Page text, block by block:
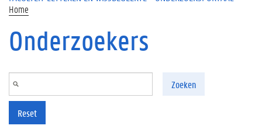
Home
Onderzoekers
Zoeken
Reset